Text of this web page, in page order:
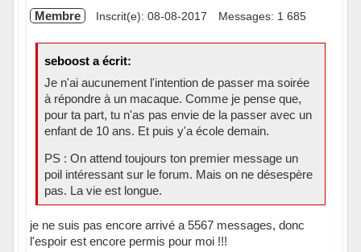
Membre Inscrit(e): 08-08-2017 Messages: 1 685
seboost a écrit:
Je n'ai aucunement l'intention de passer ma soirée
à répondre à un macaque. Comme je pense que,
pour ta part, tu n'as pas envie de la passer avec un
enfant de 10 ans. Et puis y'a école demain.
PS : On attend toujours ton premier message un
poil intéressant sur le forum. Mais on ne désespère
pas. La vie est longue.
je ne suis pas encore arrivé a 5567 messages, donc
l'espoir est encore permis pour moi !!!